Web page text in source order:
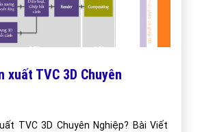
xuất TVC 3D Chuyên
TVC 3D Chuyên Nghiệp? Bài Viết